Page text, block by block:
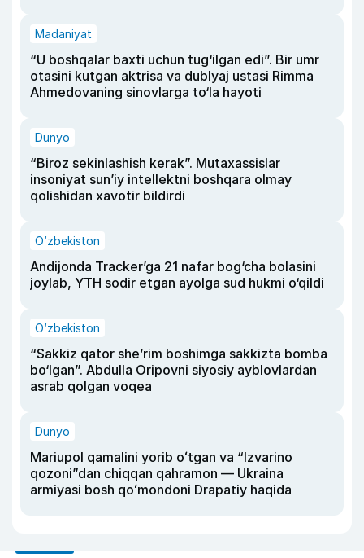
Madaniyat
“U boshqalar baxti uchun tug‘ilgan edi”. Bir umr
otasini kutgan aktrisa va dublyaj ustasi Rimma
Ahmedovaning sinovlarga to‘la hayoti
Dunyo
“Biroz sekinlashish kerak”. Mutaxassislar
insoniyat sun’iy intellektni boshqara olmay
qolishidan xavotir bildirdi
O‘zbekiston
Andijonda Tracker’ga 21 nafar bog‘cha bolasini
joylab, YTH sodir etgan ayolga sud hukmi o‘qildi
O‘zbekiston
“Sakkiz qator she’rim boshimga sakkizta bomba
bo‘lgan”. Abdulla Oripovni siyosiy ayblovlardan
asrab qolgan voqea
Dunyo
Mariupol qamalini yorib oʻtgan va “Izvarino
qozoni”dan chiqqan qahramon — Ukraina
armiyasi bosh qoʻmondoni Drapatiy haqida